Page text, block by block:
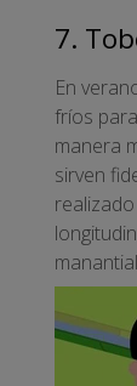
7.
En
fríos
manera
sirven